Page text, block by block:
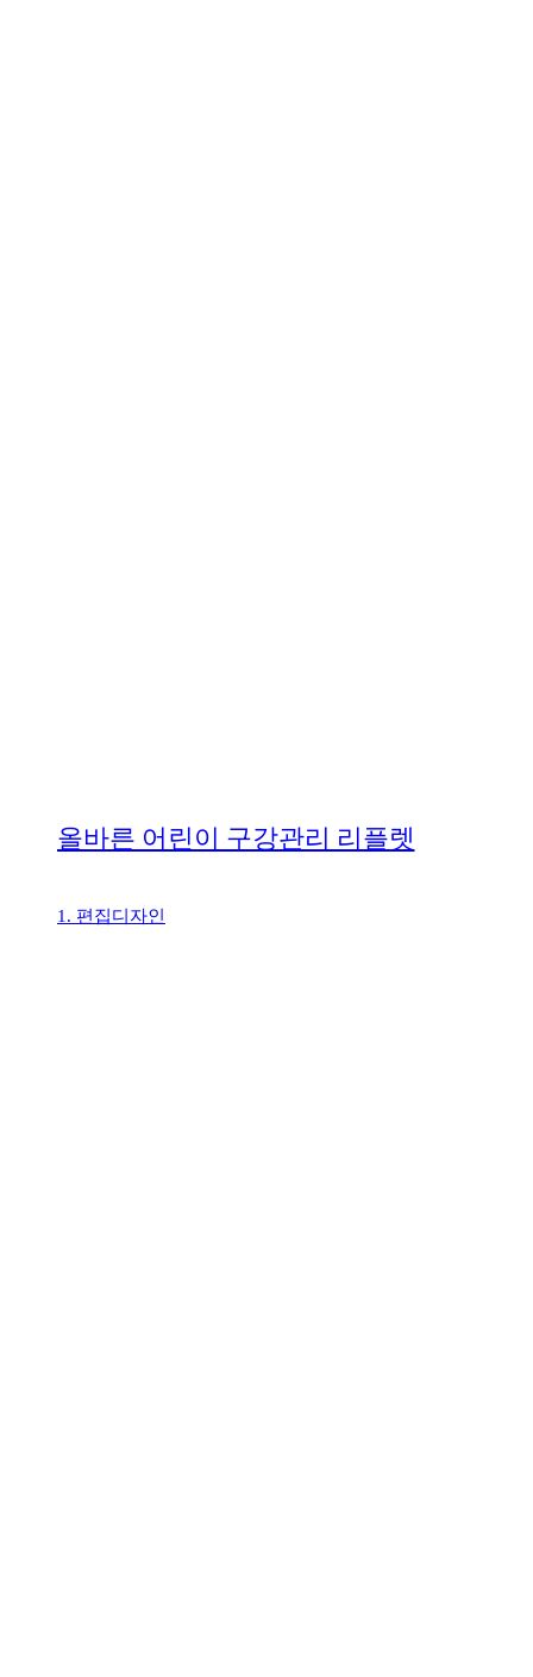
올바른 어린이 구강관리 리플렛
1. 편집디자인